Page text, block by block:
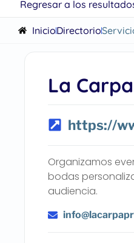
Regresar a los
InicioDirectorio
La
https://
Organizamos
bodas
audiencia.